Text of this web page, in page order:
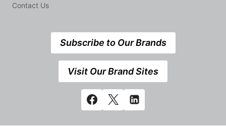
Contact Us
Subscribe to Our Brands
Visit Our Brand Sites